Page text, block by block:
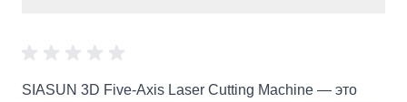
SIASUN 3D Five-Axis Laser Cutting Machine — это